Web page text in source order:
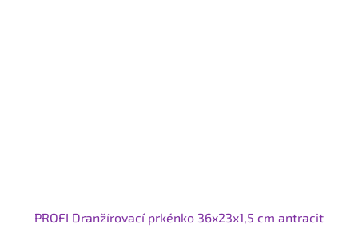
PROFI Dranžírovací prkénko 36x23x1,5 cm antracit